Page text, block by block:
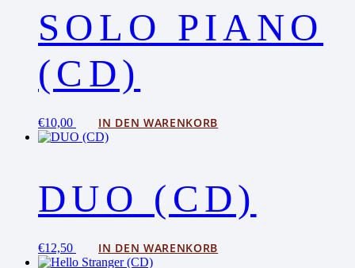
SOLO PIANO
(CD)
€10,00 IN DEN WARENKORB
DUO (CD)
€12,50 IN DEN WARENKORB